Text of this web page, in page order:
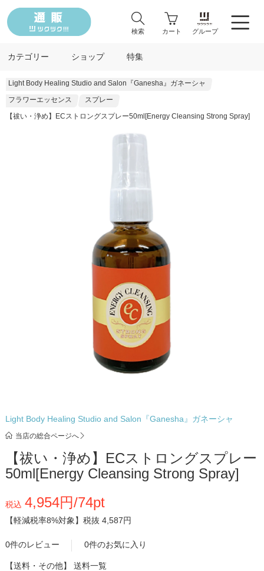
検索 カート グループ
カテゴリー ショップ 特集
Light Body Healing Studio and Salon『Ganesha』ガネーシャ
フラワーエッセンス
スプレー
【祓い・浄め】ECストロングスプレー50ml[Energy Cleansing Strong Spray]
Light Body Healing Studio and Salon『Ganesha』ガネーシャ
当店の総合ページへ
【祓い・浄め】ECストロングスプレー
50ml[Energy Cleansing Strong Spray]
税込 4,954円/74pt
【軽減税率8%対象】 税抜 4,587円
0件のレビュー 0件のお気に入り
【送料・その他】 送料一覧